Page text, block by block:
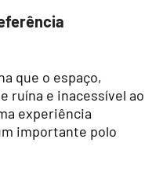
que o espaço,
ruína e inacessível ao
experiência
importante polo